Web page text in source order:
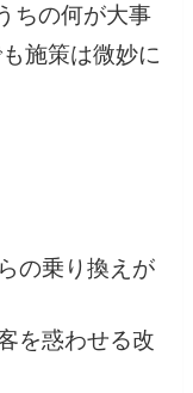
ちの何が大事
施策は微妙に
乗り換えが
惑わせる改